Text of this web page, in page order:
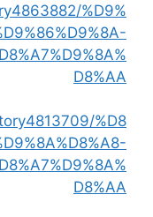
%D9%
D8%AA
%D8
D8%AA